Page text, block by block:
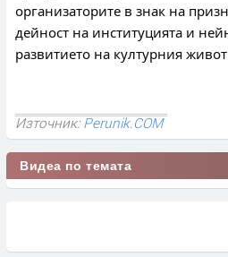
организаторите в знак на
дейност на институцията и
развитието на културния
Източник: Perunik.COM
Видеа по темата